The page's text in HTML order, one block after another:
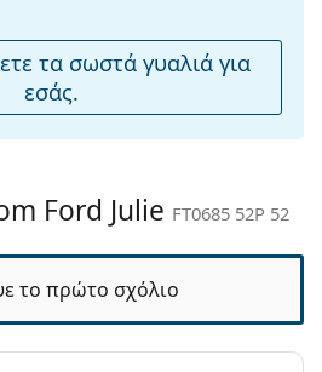
από δημοφιλείς μάρκες.
Ηλίου Επώνυμες Μάρκες
τα σωστά γυαλιά για
εσάς.
Ford Julie FT0685 52P 52
το πρώτο σχόλιο